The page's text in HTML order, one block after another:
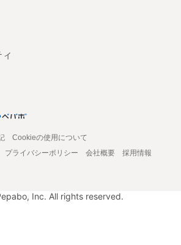
Cookieの使用について
プライバシーポリシー 会社概要
採用情報
Inc. All rights reserved.